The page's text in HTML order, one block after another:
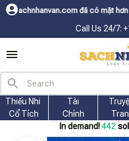
đã có mặt hơn 200 quốc gia như
Call Us 24/7:
Thiếu Nhi
Cổ Tích
Tài
Chính
In demand! 442